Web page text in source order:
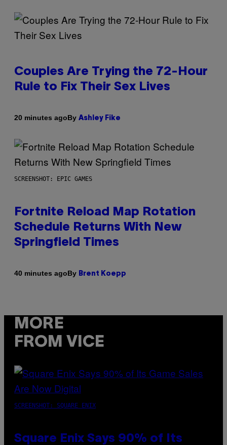
Couples Are Trying the 72-Hour
Rule to Fix Their Sex Lives
20 minutes agoBy Ashley Fike
SCREENSHOT: EPIC GAMES
Fortnite Reload Map Rotation
Schedule Returns With New
Springfield Times
40 minutes agoBy Brent Koepp
MORE
FROM VICE
SCREENSHOT: SQUARE ENIX
Square Enix Says 90% of Its